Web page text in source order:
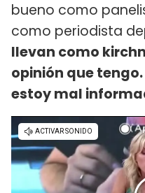
bueno como
como periodista
llevan como
opinión que
estoy mal